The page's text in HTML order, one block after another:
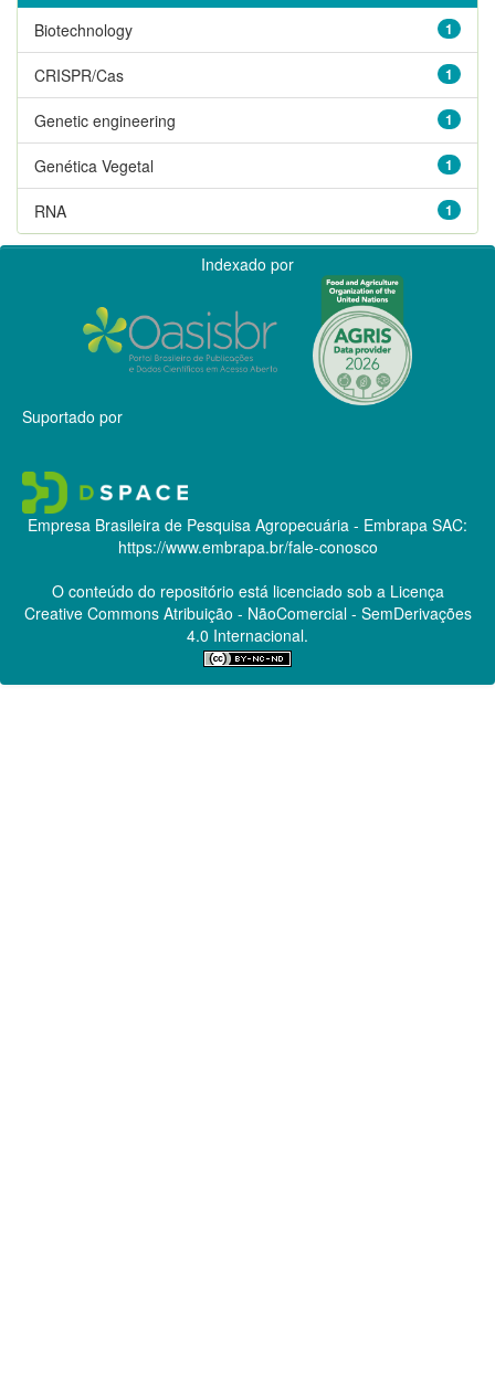
1
Biotechnology
1
CRISPR/Cas
1
Genetic engineering
1
Genética Vegetal
1
RNA
Indexado por
Suportado por
Empresa Brasileira de Pesquisa Agropecuária - Embrapa SAC:
https://www.embrapa.br/fale-conosco
O conteúdo do repositório está licenciado sob a Licença
Creative CommonsAtribuição - NãoComercial - SemDerivações
4.0 Internacional.